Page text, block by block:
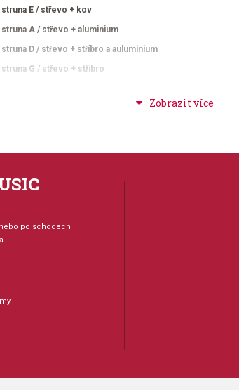
struna E / střevo + kov
struna A / střevo + aluminium
struna D / střevo + stříbro a auluminium
struna G / střevo + stříbro
po schodech